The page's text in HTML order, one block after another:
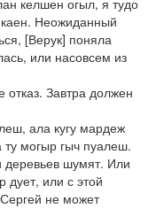
келшен огыл, я тудо
Неожиданный
[Верук] поняла
или насовсем из
Завтра должен
ала кугу мардеж
могыр гыч пуалеш.
деревьев шумят. Или
дует, или с этой
не может